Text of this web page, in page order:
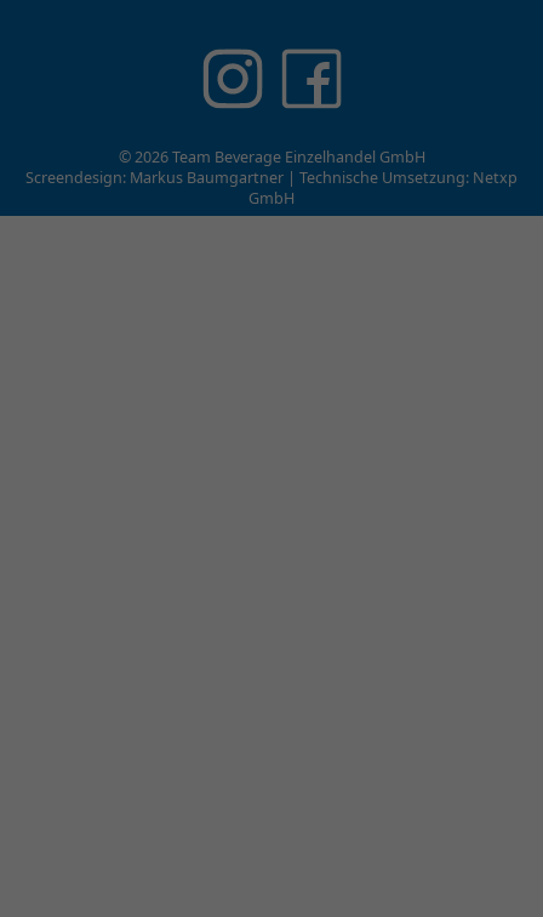
© 2026 Team Beverage Einzelhandel GmbH
Screendesign: Markus Baumgartner | Technische Umsetzung: Netxp
GmbH